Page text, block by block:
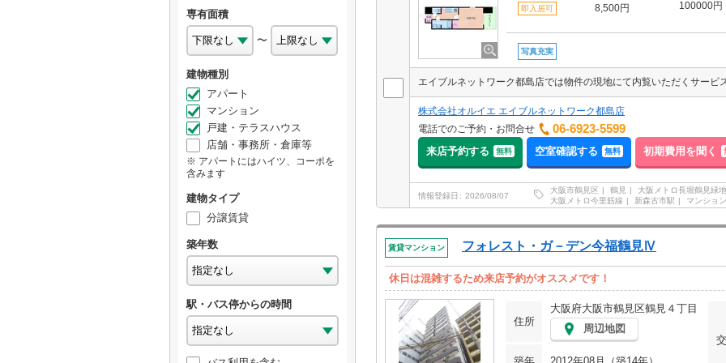
専有面積
〜
建物種別
アパート
マンション
戸建・テラスハウス
店舗・事務所・倉庫等
アパートにはハイツ、コーポを
含みます
建物タイプ
分譲賃貸
築年数
駅・バス停からの時間
即入居可
8,500円
100000円
写真充実
株式会社オルイエ エイブルネットワーク都島店
電話でのご予約・お問合せ
06-6923-5599
来店予約する 無料 空室確認する 無料 初期費用を聞く
情報登録日 2026/08/07
大阪市鶴見区 鶴見
大阪メトロ長堀鶴見緑
大阪メトロ今里筋線
新森古市駅 マンション
賃貸マンション フォレスト・ガ－デン今福鶴見Ⅳ
休日は混雑するため来店予約がオススメです！
住所
大阪府大阪市鶴見区鶴見４丁目
周辺地図